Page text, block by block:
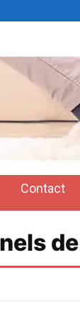
Contact